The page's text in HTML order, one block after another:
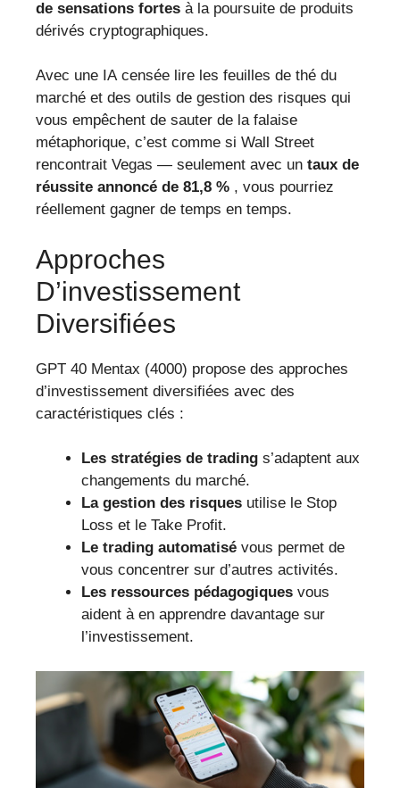
de sensations fortes à la poursuite de produits
dérivés cryptographiques.
Avec une IA censée lire les feuilles de thé du
marché et des outils de gestion des risques qui
vous empêchent de sauter de la falaise
métaphorique, c’est comme si Wall Street
rencontrait Vegas — seulement avec un taux de
réussite annoncé de 81,8 % , vous pourriez
réellement gagner de temps en temps.
Approches
D’investissement
Diversifiées
GPT 40 Mentax (4000) propose des approches
d’investissement diversifiées avec des
caractéristiques clés :
Les stratégies de trading s’adaptent aux
changements du marché.
La gestion des risques utilise le Stop
Loss et le Take Profit.
Le trading automatisé vous permet de
vous concentrer sur d’autres activités.
Les ressources pédagogiques vous
aident à en apprendre davantage sur
l’investissement.